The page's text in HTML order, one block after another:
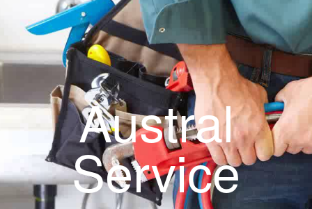
Austral
Service